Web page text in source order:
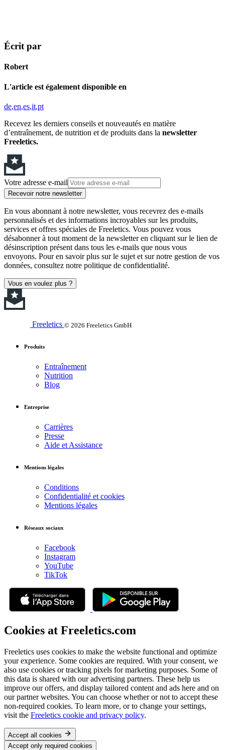
Écrit par
Robert
L'article est également disponible en
de en es it pt
Recevez les derniers conseils et nouveautés en matière
d’entraînement, de nutrition et de produits dans la newsletter
Freeletics.
Votre adresse e-mail
Recevoir notre newsletter
En vous abonnant à notre newsletter, vous recevrez des e-mails
personnalisés et des informations incroyables sur les produits,
services et offres spéciales de Freeletics. Vous pouvez vous
désabonner à tout moment de la newsletter en cliquant sur le lien de
désinscription présent dans tous les e-mails que nous vous
envoyons. Pour en savoir plus sur le sujet et sur notre gestion de vos
données, consultez notre politique de confidentialité.
Vous en voulez plus ?
Freeletics © 2026 Freeletics GmbH
Produits
Entraînement
Nutrition
Blog
Entreprise
Carrières
Presse
Aide et Assistance
Mentions légales
Conditions
Confidentialité et cookies
Mentions légales
Réseaux sociaux
Facebook
Instagram
YouTube
TikTok
Cookies at Freeletics.com
Freeletics uses cookies to make the website functional and optimize
your experience. Some cookies are required. With your consent, we
also use cookies or tracking pixels for marketing purposes. Some of
this data is shared with our advertising partners. These help us
improve our offers, and display tailored content and ads here and on
our partner websites. You can choose whether or not to accept these
non-required cookies. To learn more, or to change your settings,
visit the Freeletics cookie and privacy policy.
Accept all cookies
Accept only required cookies